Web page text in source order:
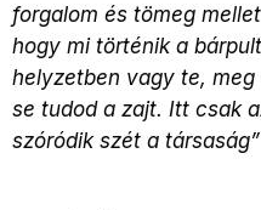
forgalom és tömeg
hogy mi történik a
helyzetben vagy te,
se tudod a zajt. Itt csak
szóródik szét a társaság”